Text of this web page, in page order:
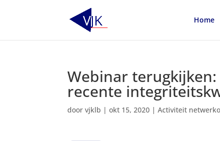
Home
Webinar
recente
doorvjklb |okt 15, 2020 |Activiteit